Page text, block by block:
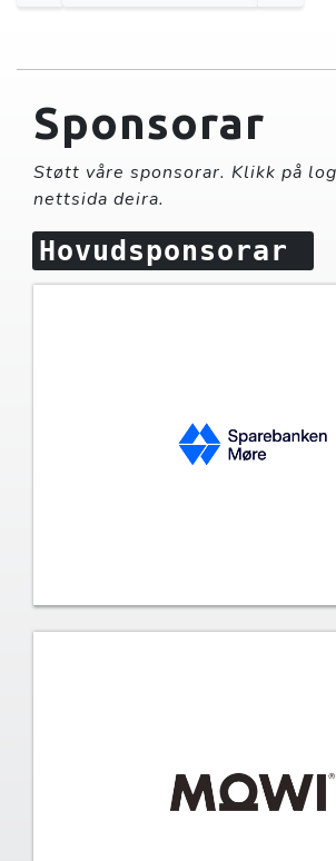
Sponsorar
Støtt våre sponsorar. Klikk på
nettsida deira.
Hovudsponsorar